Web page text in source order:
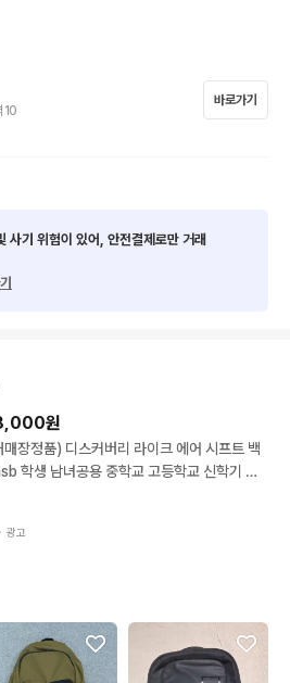
10
바로가기
사기 위험이 있어, 안전결제로만 거래
원
매장정품) 디스커버리 라이크 에어 시프트 백
학생 남녀공용 중학교 고등학교 신학기 책
광고